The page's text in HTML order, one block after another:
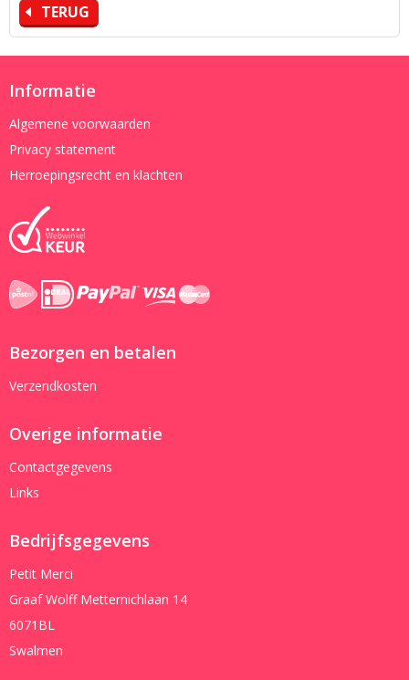
TERUG
Informatie
Algemene voorwaarden
Privacy statement
Herroepingsrecht en klachten
Bezorgen en betalen
Verzendkosten
Overige informatie
Contactgegevens
Links
Bedrijfsgegevens
Petit Merci
Graaf Wolff Metternichlaan 14
6071BL
Swalmen